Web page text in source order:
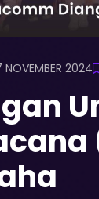
NOVEMBER 2024